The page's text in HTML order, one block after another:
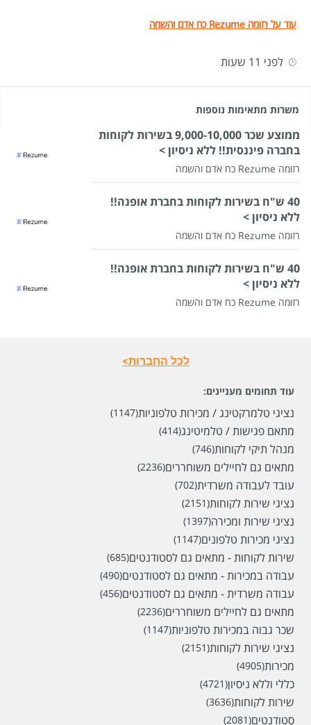
עוד על רזומה Rezume כח אדם והשמה
לפני 11 שעות
משרות מתאימות נוספות
ממוצע שכר 9,000-10,000 בשירות לקוחות
בחברה פיננסית!! ללא ניסיון >
רזומה Rezume כח אדם והשמה
40 ש"ח בשירות לקוחות בחברת אופנה!!
ללא ניסיון >
רזומה Rezume כח אדם והשמה
40 ש"ח בשירות לקוחות בחברת אופנה!!
ללא ניסיון >
רזומה Rezume כח אדם והשמה
לכל החברות>
עוד תחומים מעניינים:
נציגי טלמרקטינג / מכירות טלפוניות(1147)
מתאם פגישות / טלמיטינג(414)
מנהל תיקי לקוחות(746)
מתאים גם לחיילים משוחררים(2236)
עובד לעבודה משרדית(702)
נציגי שירות לקוחות(2151)
נציגי שירות ומכירה(1397)
נציגי מכירות טלפונים(1147)
שירות לקוחות - מתאים גם לסטודנטים(685)
עבודה במכירות - מתאים גם לסטודנטים(490)
עבודה משרדית - מתאים גם לסטודנטים(456)
מתאים גם לחיילים משוחררים(2236)
שכר גבוה במכירות טלפוניות(1147)
נציגי שירות לקוחות(2151)
מכירות(4905)
כללי וללא ניסיון(4721)
שירות לקוחות(3636)
סטודנטים(2081)